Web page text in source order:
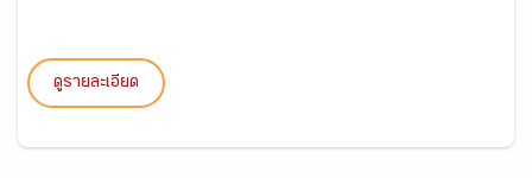
ดูรายละเอียด